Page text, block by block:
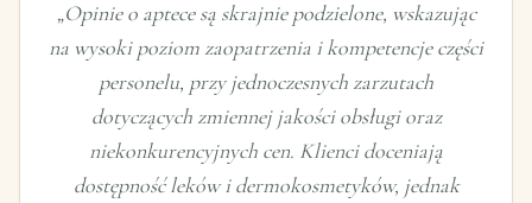
„Opinie o aptece są skrajnie podzielone, wskazując
na wysoki poziom zaopatrzenia i kompetencje części
personelu, przy jednoczesnych zarzutach
dotyczących zmiennej jakości obsługi oraz
niekonkurencyjnych cen. Klienci doceniają
dostępność leków i dermokosmetyków, jednak